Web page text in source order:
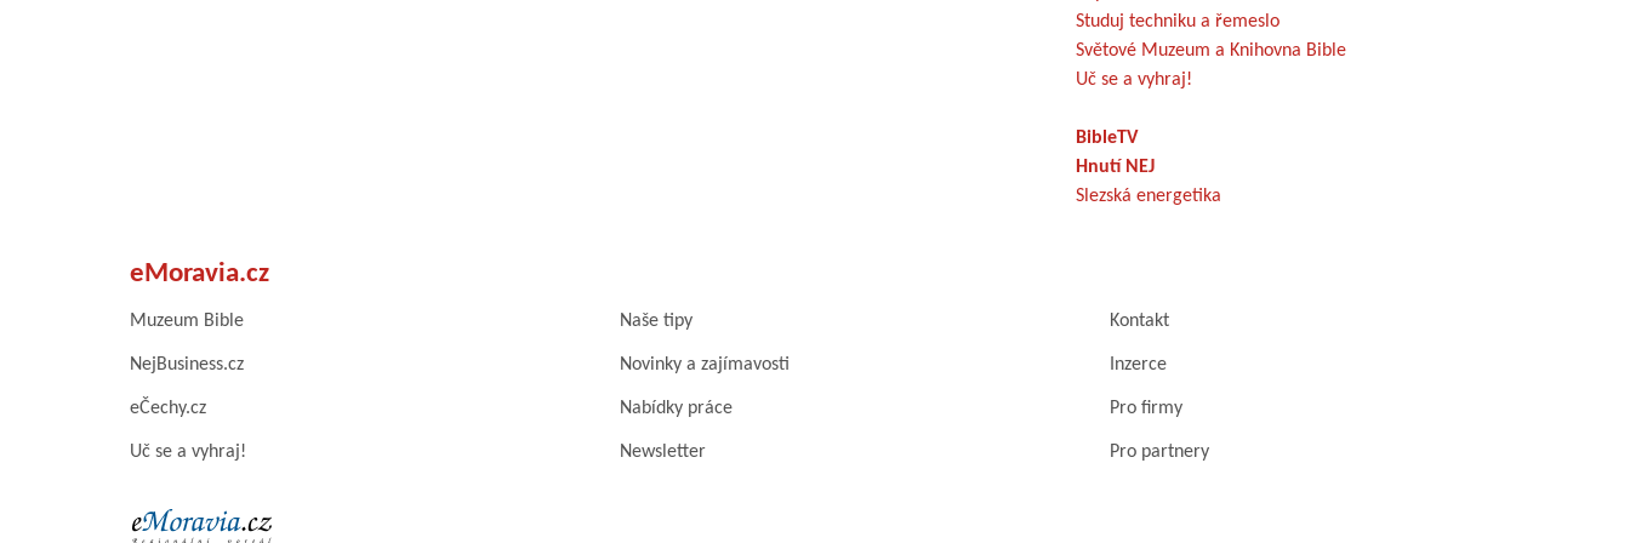
Studuj techniku a řemeslo
Světové Muzeum a Knihovna Bible
Uč se a vyhraj!
BibleTV
Hnutí NEJ
Slezská energetika
eMoravia.cz
Muzeum Bible Naše tipy Kontakt
NejBusiness.cz Novinky a zajímavosti Inzerce
eČechy.cz Nabídky práce Pro firmy
Uč se a vyhraj! Newsletter Pro partnery